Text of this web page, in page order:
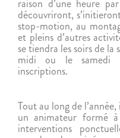
raison d’une heure
découvriront,
stop-motion, au
et pleins d’autres
se tiendra les soirs de
midi ou le samedi
inscriptions.
Tout au long de
un animateur formé
interventions